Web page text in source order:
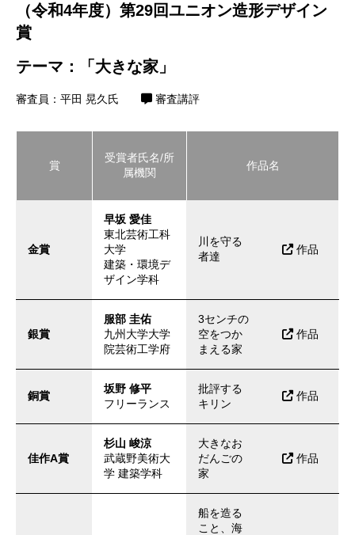
（令和4年度）第29回ユニオン造形デザイン
賞
テーマ：「大きな家」
審査員：平田 晃久氏 審査講評
賞
受賞者氏名/所
属機関
作品名
金賞
早坂 愛佳
東北芸術工科
大学
建築・環境デ
ザイン学科
川を守る
者達
作品
銀賞
服部 圭佑
九州大学大学
院芸術工学府
3センチの
空をつか
まえる家
作品
銅賞
坂野 修平
フリーランス
批評する
キリン
作品
佳作A賞
杉山 峻涼
武蔵野美術大
学 建築学科
大きなお
だんごの
家
作品
船を造る
こと、海